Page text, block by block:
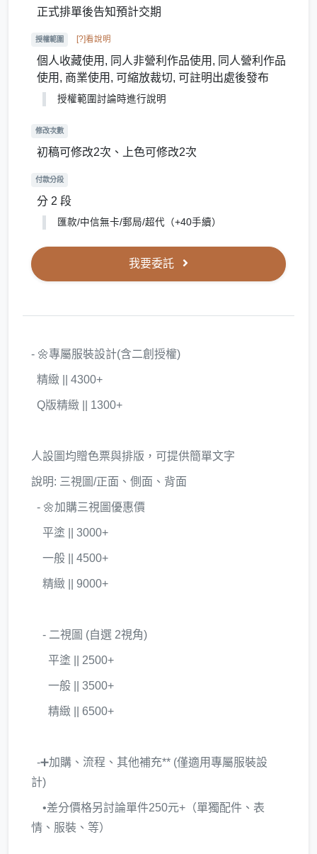
正式排單後告知預計交期
授權範圍 [?]看說明
個人收藏使用, 同人非營利作品使用, 同人營利作品
使用, 商業使用, 可縮放裁切, 可註明出處後發布
授權範圍討論時進行說明
修改次數
初稿可修改2次、上色可修改2次
付款分段
分 2 段
匯款/中信無卡/郵局/超代（+40手續）
我要委託
- 🌼專屬服裝設計(含二創授權)
精緻 || 4300+
Q版精緻 || 1300+
人設圖均贈色票與排版，可提供簡單文字
說明: 三視圖/正面、側面、背面
- 🌼加購三視圖優惠價
平塗 || 3000+
一般 || 4500+
精緻 || 9000+
- 二視圖 (自選 2視角)
平塗 || 2500+
一般 || 3500+
精緻 || 6500+
-➕加購、流程、其他補充** (僅適用專屬服裝設
計)
•差分價格另討論單件250元+（單獨配件、表
情、服裝、等）